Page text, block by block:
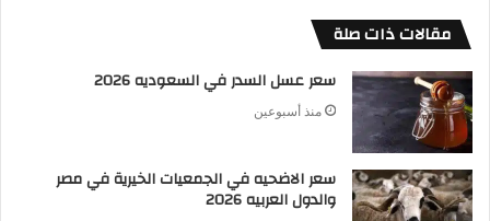
مقالات ذات صلة
سعر عسل السدر في السعوديه 2026
منذ أسبوعين
سعر الاضحيه في الجمعيات الخيرية في مصر
والدول العربيه 2026